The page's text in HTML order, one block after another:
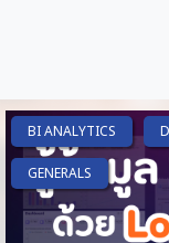
BI ANALYTICS
GENERALS